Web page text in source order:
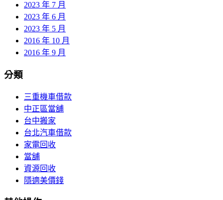
2023 年 7 月
2023 年 6 月
2023 年 5 月
2016 年 10 月
2016 年 9 月
分類
三重機車借款
中正區當舖
台中搬家
台北汽車借款
家電回收
當舖
資源回收
隱適美價錢